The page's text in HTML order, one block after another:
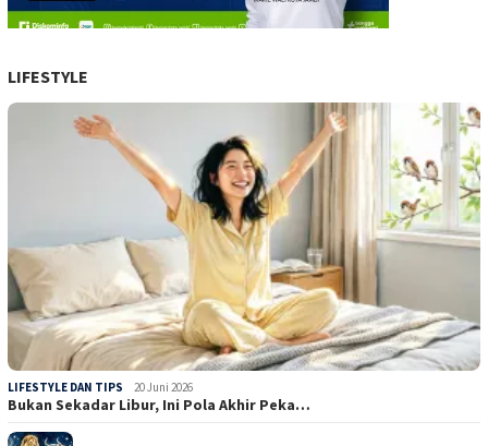
LIFESTYLE
LIFESTYLE DAN TIPS 20 Juni 2026
Bukan Sekadar Libur, Ini Pola Akhir Peka…